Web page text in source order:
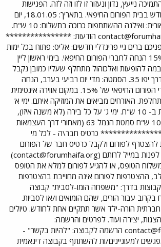
נייעץ, נדון ונעזור זו לזו וזה לזה. הפגישות
נערכות אחת לחודש בבית הפורום החיפאי. בתאריך: 18.01.05, יום
שלישי. מרכזות: אורית: ואילנה ההשתתפות כרוכה בתשלום: 10 ש"ח.
הודעות: ****************
ברים גיי פרינדלי חדשים: אליס: פתוח בכל ימות
השבוע ומעניק 15% הנחה לחברי הפורום החיפאי. בימי ראשון ליין
במה להופעות ואלכוהול מתחלף שעליו כמובן נקבל
הנחה. ממוקם בדרך יפו 35. הסמטה: מדי יום רביעי בערב, הנחה
מיוחדת רק לחברי הפורום החיפאי של 15%. במקום אווירה אינטימית
האורחים מביאים את המוזיקה איתם. ימי א'
וב' בירה מהחבית ב- 10 ש"ח. ימי ג' על כל בירה (לא משנה איזו),
צ'ייסר ,וויסקי ב- 10 ש"ח סמטת הנמל 63 (מאחורי דרך העצמאות
**************** כרטיס חבר\ה - לכל מי
להצטרף לפורום ולקבל כרטיס חבר של הפורום
לפנות במייל לרותם (contact@forumhaifa.org
)
הטופס, או להגיע לפורום למלא את הטופס
ההצטרפות לפורום אינה מחוייבת בהצטרפות
בדרך: "משפחה הומו-לסבית" קבוצה
עבור הורים, שהם הומואים ו/או לסביות.
חברתית הורה-ילד אשר תתקיים אחת לחודש. טיולים
יצירה ועוד. לפרטים והרשמה:
הרשמה לקבוצה: "להיות בקשר" -
בת 12 מפגשים למעוניינים/ות להשתתף בקבוצה דינאמית